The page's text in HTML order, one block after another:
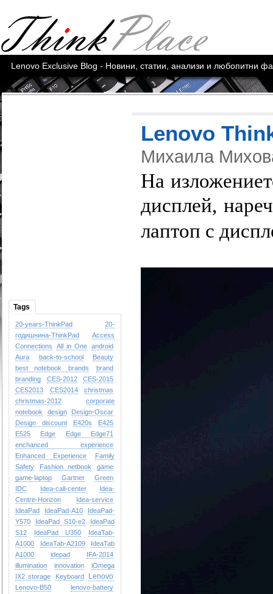
Lenovo Exclusive Blog - Новини, статии, анализи и любопитни
Tags
20-years-ThinkPad
20-
годишнина-ThinkPad
Access
Connections
All in One android
Aura
back-to-school
Beauty
best notebook brands
brand
branding
CES-2012
CES-2015
CES2013
CES2014
christmas
christmas-2012
corporate
notebook
design
Design-Oscar
Design
discount E420s
E425
E525
Edge Edge
Edge71
enchanced experience
Enhanced Experience
Family
Safety
Fashion netbook
game
game-laptop
Gartner
Green
IDC
Idea-call-center
Idea-
Centre-Horizon
Idea-service
IdeaPad
IdeaPad-A10
IdeaPad-
Y570
IdeaPad S10-e2
IdeaPad
S12
IdeaPad U350
IdeaTab-
A1000
IdeaTab-A2109
IdeaTab
A1000
idepad
IFA-2014
illumination
innovation
iOmega
IX2 storage
Keyboard Lenovo
Lenovo-B50
lenovo-battery
Lenovo
Михаила
На
дисплей,
лаптоп с